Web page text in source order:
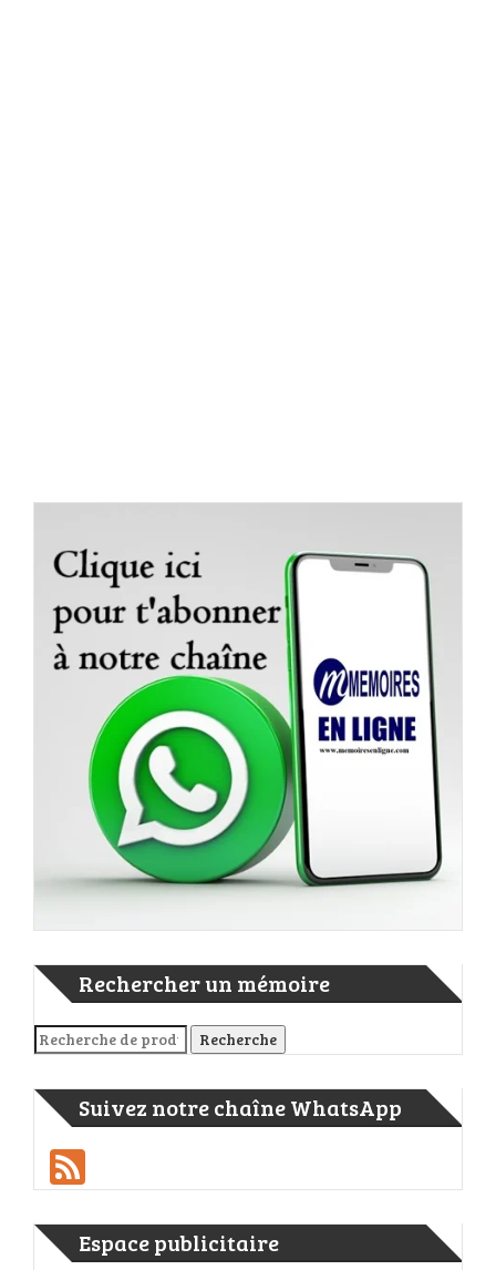
Rechercher un mémoire
Recherche pour : Recherche
Suivez notre chaîne WhatsApp
Espace publicitaire